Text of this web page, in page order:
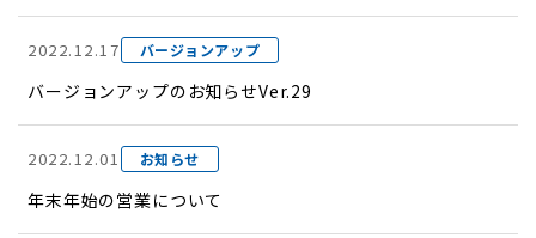
2022.12.17 バージョンアップ
バージョンアップのお知らせVer.29
2022.12.01 お知らせ
年末年始の営業について